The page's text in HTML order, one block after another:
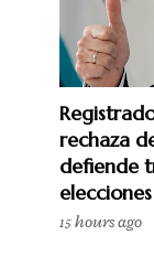
rechaza
defiende
15 hours ago